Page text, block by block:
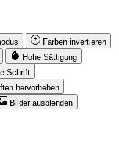
Farben invertieren
Hohe Sättigung
Schrift
hervorheben
Bilder ausblenden